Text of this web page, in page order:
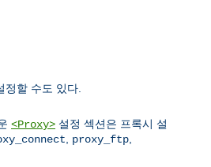
할 수도 있다.
<Proxy> 설정 섹션은 프록시 설
proxy_ftp